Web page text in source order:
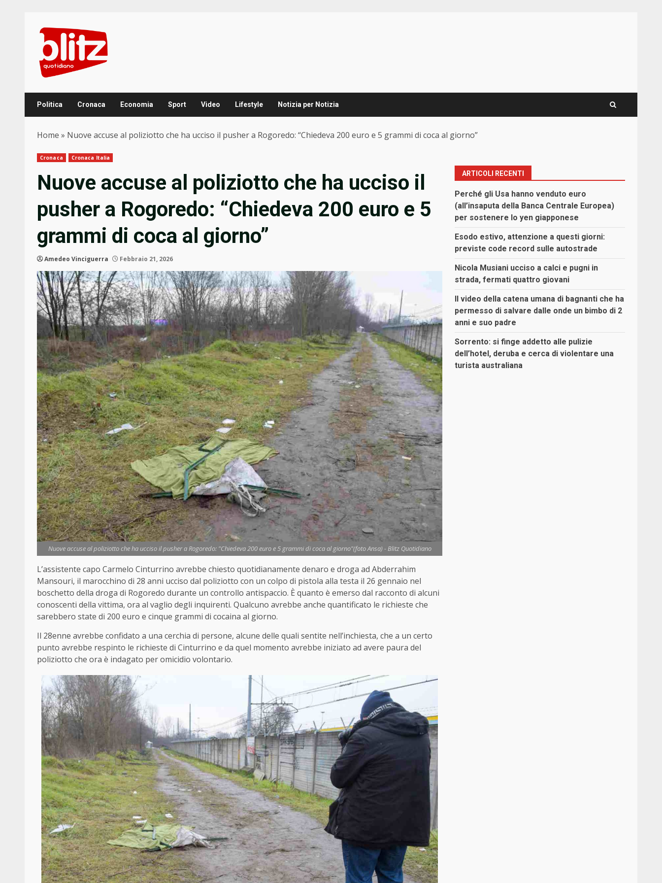
content
Politica Cronaca Economia Sport Video Lifestyle Notizia per Notizia
Home » Nuove accuse al poliziotto che ha ucciso il pusher a Rogoredo: “Chiedeva 200 euro e 5 grammi di coca al giorno”
Cronaca Cronaca Italia
Nuove accuse al poliziotto che ha ucciso il
pusher a Rogoredo: “Chiedeva 200 euro e 5
grammi di coca al giorno”
Amedeo Vinciguerra Febbraio 21, 2026
Nuove accuse al poliziotto che ha ucciso il pusher a Rogoredo: "Chiedeva 200 euro e 5 grammi di coca al giorno"(foto Ansa) - Blitz Quotidiano
L’assistente capo Carmelo Cinturrino avrebbe chiesto quotidianamente denaro e droga ad Abderrahim
Mansouri, il marocchino di 28 anni ucciso dal poliziotto con un colpo di pistola alla testa il 26 gennaio nel
boschetto della droga di Rogoredo durante un controllo antispaccio. È quanto è emerso dal racconto di alcuni
conoscenti della vittima, ora al vaglio degli inquirenti. Qualcuno avrebbe anche quantificato le richieste che
sarebbero state di 200 euro e cinque grammi di cocaina al giorno.
Il 28enne avrebbe confidato a una cerchia di persone, alcune delle quali sentite nell’inchiesta, che a un certo
punto avrebbe respinto le richieste di Cinturrino e da quel momento avrebbe iniziato ad avere paura del
poliziotto che ora è indagato per omicidio volontario.
ARTICOLI RECENTI
Perché gli Usa hanno venduto euro
(all’insaputa della Banca Centrale Europea)
per sostenere lo yen giapponese
Esodo estivo, attenzione a questi giorni:
previste code record sulle autostrade
Nicola Musiani ucciso a calci e pugni in
strada, fermati quattro giovani
Il video della catena umana di bagnanti che ha
permesso di salvare dalle onde un bimbo di 2
anni e suo padre
Sorrento: si finge addetto alle pulizie
dell’hotel, deruba e cerca di violentare una
turista australiana